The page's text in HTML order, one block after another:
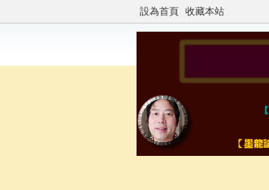
設為首頁 收藏本站